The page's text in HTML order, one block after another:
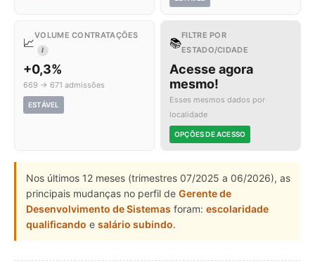
📈
VOLUME CONTRATAÇÕES
I
+0,3%
669 → 671 admissões
ESTÁVEL
📚
FILTRE POR
ESTADO/CIDADE
Acesse agora
mesmo!
Esses mesmos dados por
localidade
OPÇÕES DE ACESSO
Nos últimos 12 meses (trimestres 07/2025 a 06/2026), as
principais mudanças no perfil de Gerente de
Desenvolvimento de Sistemas foram: escolaridade
qualificando e salário subindo.